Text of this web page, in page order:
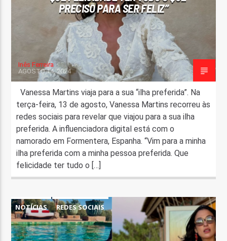
PRECISO PARA SER FELIZ”
Inês Ferreira
AGOSTO 14, 2024
Vanessa Martins viaja para a sua “ilha preferida”. Na
terça-feira, 13 de agosto, Vanessa Martins recorreu às
redes sociais para revelar que viajou para a sua ilha
preferida. A influenciadora digital está com o
namorado em Formentera, Espanha. “Vim para a minha
ilha preferida com a minha pessoa preferida. Que
felicidade ter tudo o […]
NOTÍCIAS REDES SOCIAIS